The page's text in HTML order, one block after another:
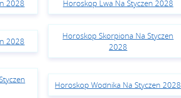
2028 Horoskop Lwa Na Styczen 2028
2028
Horoskop Skorpiona Na Styczen
2028
Horoskop Wodnika Na Styczen 2028